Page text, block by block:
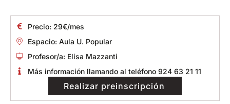
Precio: 29€/mes
Espacio: Aula U. Popular
Profesor/a: Elisa Mazzanti
Más información llamando al teléfono 924 63 21 11
Realizar preinscripción